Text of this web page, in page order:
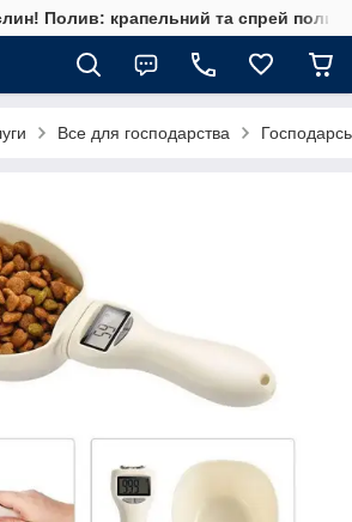
Полив: крапельний та спрей полив,
Все для господарства